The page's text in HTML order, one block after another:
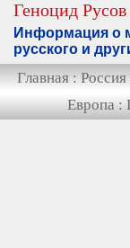
Геноцид Русов
Информация о
русского и
Главная : Россия
Европа :